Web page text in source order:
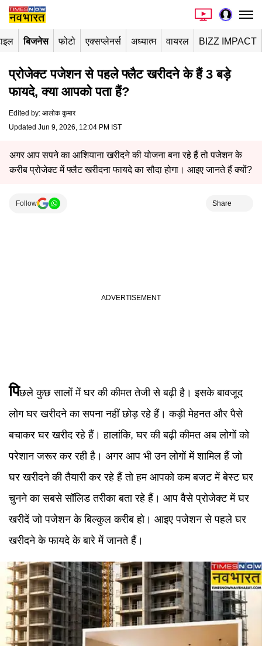
बिजनेस फोटो एक्सप्लेनर्स अध्यात्म वायरल BIZZ IMPACT
प्रोजेक्ट पजेशन से पहले फ्लैट खरीदने के हैं 3 बड़े
फायदे, क्या आपको पता हैं?
Edited by: आलोक कुमार
Updated Jun 9, 2026, 12:04 PM IST
अगर आप सपने का आशियाना खरीदने की योजना बना रहे हैं तो पजेशन के
करीब प्रोजेक्ट में फ्लैट खरीदना फायदे का सौदा होगा। आइए जानते हैं क्यों?
Follow Share
पिछले कुछ सालोंमें घर की कीमत तेजी से बढ़ी है। इसके बावजूद
लोग घर खरीदने का सपना नहीं छोड़ रहे हैं। कड़ी मेहनत और पैसे
बचाकर घर खरीद रहे हैं। हालांकि, घर की बढ़ी कीमत अब लोगों को
परेशान जरूर कर रही है। अगर आप भी उन लोगों में शामिल हैं जो
घर खरीदने की तैयारी कर रहे हैं तो हम आपको कम बजट में बेस्ट घर
चुनने का सबसे सॉलिड तरीका बता रहे हैं। आप वैसे प्रोजेक्ट में घर
खरीदें जो पजेशन के बिल्कुल करीब हो। आइए पजेशन से पहले घर
खरीदने के फायदे के बारे में जानते हैं।